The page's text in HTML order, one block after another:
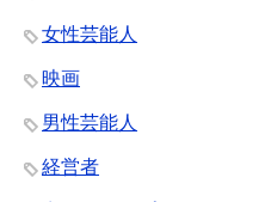
女性芸能人
映画
男性芸能人
経営者